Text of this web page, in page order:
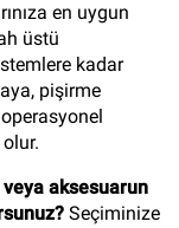
en uygun
üstü
kadar
pişirme
veya aksesuarun
Seçiminize